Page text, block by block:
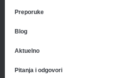
Preporuke
Blog
Aktuelno
Pitanja i odgovori